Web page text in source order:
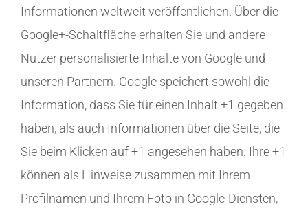
Informationen weltweit veröffentlichen. Über die
Google+-Schaltfläche erhalten Sie und andere
Nutzer personalisierte Inhalte von Google und
unseren Partnern. Google speichert sowohl die
Information, dass Sie für einen Inhalt +1 gegeben
haben, als auch Informationen über die Seite, die
Sie beim Klicken auf +1 angesehen haben. Ihre +1
können als Hinweise zusammen mit Ihrem
Profilnamen und Ihrem Foto in Google-Diensten,